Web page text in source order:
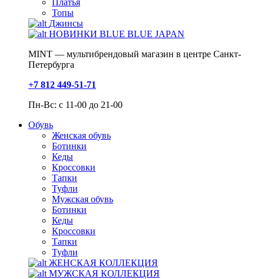
Платья
Топы
Джинсы
НОВИНКИ BLUE BLUE JAPAN
MINT — мультибрендовый магазин в центре Санкт-
Петербурга
+7 812 449-51-71
Пн-Вс: с 11-00 до 21-00
Обувь
Женская обувь
Ботинки
Кеды
Кроссовки
Тапки
Туфли
Мужская обувь
Ботинки
Кеды
Кроссовки
Тапки
Туфли
ЖЕНСКАЯ КОЛЛЕКЦИЯ
МУЖСКАЯ КОЛЛЕКЦИЯ